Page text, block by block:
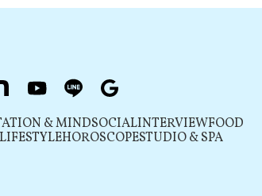
）note youtube line
& MINDSOCIALINTERVIEWFOOD
LIFESTYLEHOROSCOPESTUDIO & SPA